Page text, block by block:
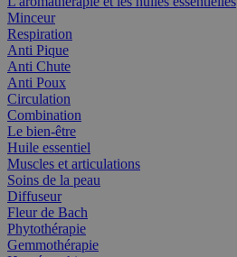
Minceur
Respiration
Anti Pique
Anti Chute
Anti Poux
Circulation
Combination
Le bien-être
Huile essentiel
Muscles et articulations
Soins de la peau
Diffuseur
Fleur de Bach
Phytothérapie
Gemmothérapie